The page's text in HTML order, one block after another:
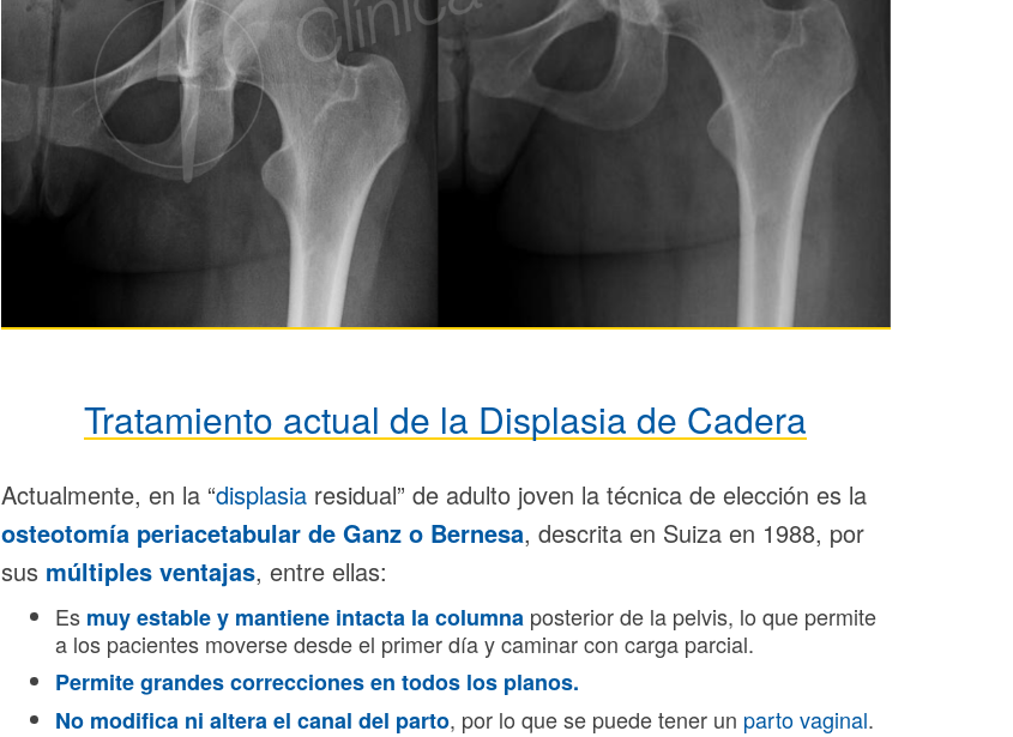
Tratamiento actual de la Displasia de Cadera
Actualmente, en la “displasiaresidual” de adulto joven la técnica de elección es la
osteotomía periacetabular de Ganz o Bernesa, descrita en Suiza en 1988, por
sus múltiples ventajas, entre ellas:
Es muy estable y mantiene intacta lacolumna posterior de la pelvis, lo que permite
a los pacientes moverse desde el primer día y caminar con carga parcial.
Permite grandes correcciones en todos los planos.
No modifica ni altera el canal del parto, por lo que se puede tener un parto vaginal.